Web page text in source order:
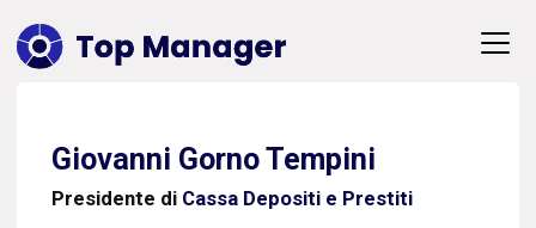
Giovanni Gorno Tempini
Presidente di Cassa Depositi e Prestiti